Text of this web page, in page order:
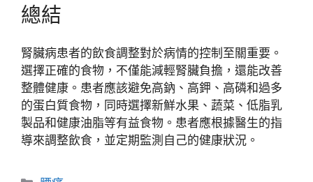
總結
腎臟病患者的飲食調整對於病情的控制至關重要。
選擇正確的食物，不僅能減輕腎臟負擔，還能改善
整體健康。患者應該避免高鈉、高鉀、高磷和過多
的蛋白質食物，同時選擇新鮮水果、蔬菜、低脂乳
製品和健康油脂等有益食物。患者應根據醫生的指
導來調整飲食，並定期監測自己的健康狀況。